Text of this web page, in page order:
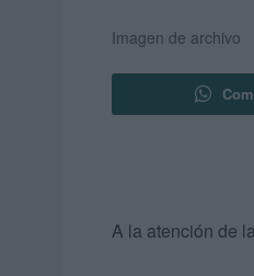
Imagen de archivo
A la atención de